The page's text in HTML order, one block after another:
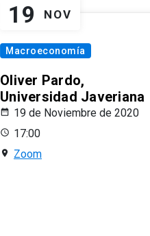
19 NOV
Macroeconomía
Oliver Pardo,
Universidad Javeriana
19 de Noviembre de 2020
17:00
Zoom